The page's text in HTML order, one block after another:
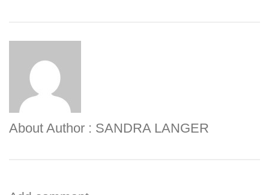
About Author : SANDRA LANGER